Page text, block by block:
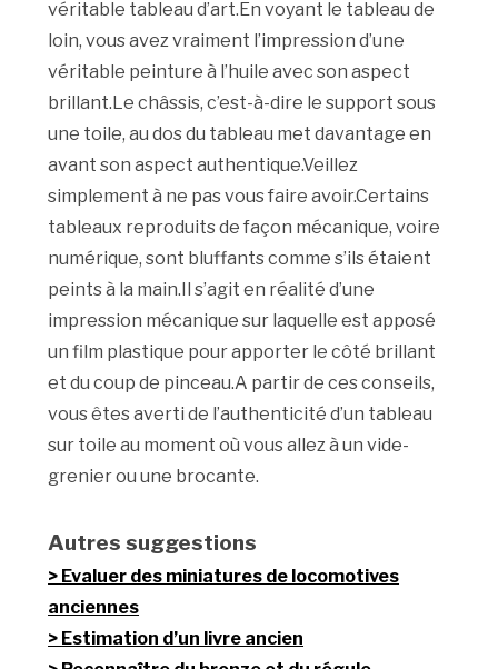
véritable tableau d’art.En voyant le tableau de
loin, vous avez vraiment l’impression d’une
véritable peinture à l’huile avec son aspect
brillant.Le châssis, c’est-à-dire le support sous
une toile, au dos du tableau met davantage en
avant son aspect authentique.Veillez
simplement à ne pas vous faire avoir.Certains
tableaux reproduits de façon mécanique, voire
numérique, sont bluffants comme s’ils étaient
peints à la main.Il s’agit en réalité d’une
impression mécanique sur laquelle est apposé
un film plastique pour apporter le côté brillant
et du coup de pinceau.A partir de ces conseils,
vous êtes averti de l’authenticité d’un tableau
sur toile au moment où vous allez à un vide-
grenier ou une brocante.
Autres suggestions
Evaluer des miniatures de locomotives
anciennes
Estimation d’un livre ancien